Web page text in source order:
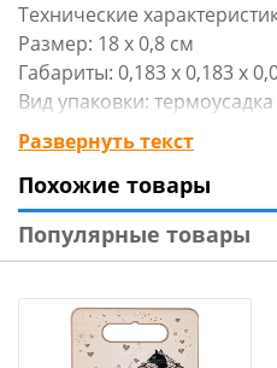
Технические
Размер: 18 х 0,8 см
Габариты: 0,183 x 0,183 x
Вид упаковки:
Материал изделия: пробка
Бренд: Mallony
Страна-изготовитель: Китай
Развернуть текст
Похожие товары
Популярные товары